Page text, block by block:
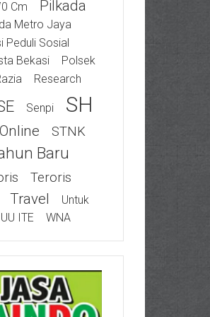
Cm
Pilkada
Metro Jaya
Peduli Sosial
Bekasi
Polsek
Research
Senpi SH
STNK
Baru
Teroris
Travel
Untuk
UU ITE WNA